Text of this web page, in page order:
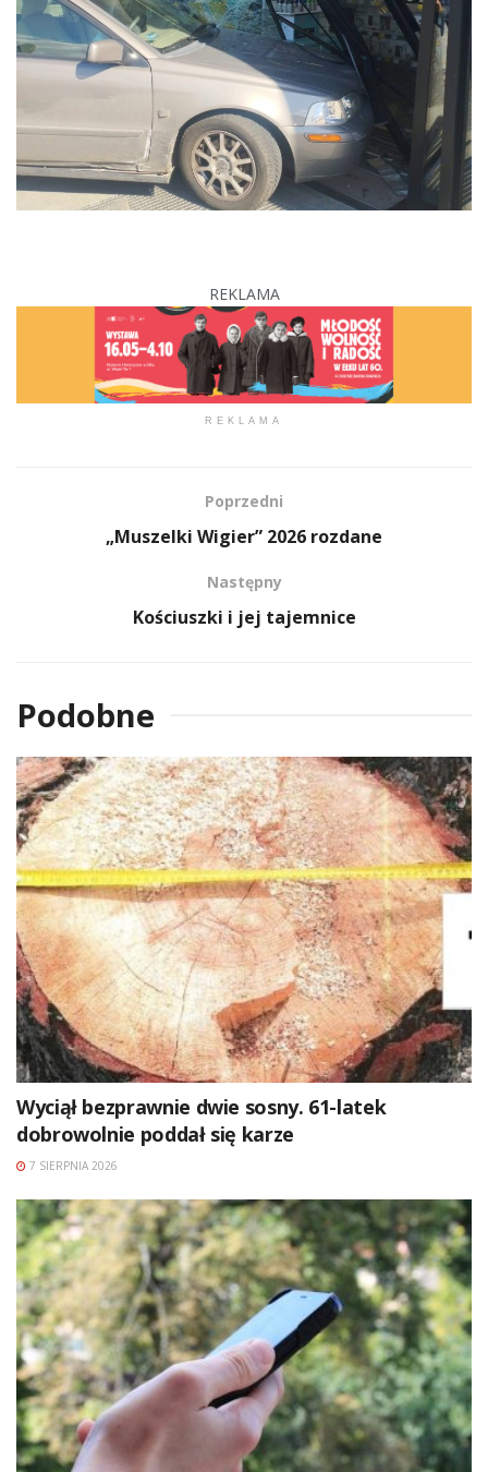
REKLAMA
REKLAMA
Poprzedni
„Muszelki Wigier” 2026 rozdane
Następny
Kościuszki i jej tajemnice
Podobne
Wyciął bezprawnie dwie sosny. 61-latek
dobrowolnie poddał się karze
7 SIERPNIA 2026